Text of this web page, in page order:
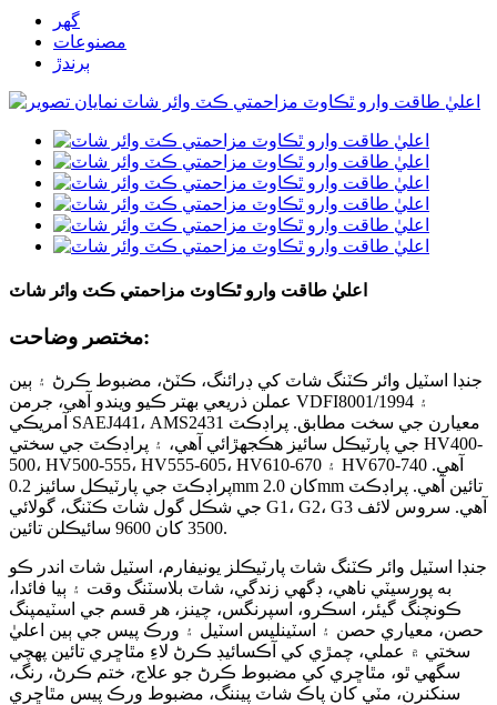
گھر
مصنوعات
ٻرندڙ
اعليٰ طاقت وارو ٿڪاوٽ مزاحمتي ڪٽ وائر شاٽ
مختصر وضاحت:
جنڊا اسٽيل وائر ڪٽنگ شاٽ کي ڊرائنگ، ڪٽڻ، مضبوط ڪرڻ ۽ ٻين
عملن ذريعي بهتر ڪيو ويندو آهي، جرمن VDFI8001/1994 ۽
آمريڪي SAEJ441، AMS2431 معيارن جي سخت مطابق. پراڊڪٽ
جي پارٽيڪل سائيز هڪجهڙائي آهي، ۽ پراڊڪٽ جي سختي HV400-
500، HV500-555، HV555-605، HV610-670 ۽ HV670-740 آهي.
پراڊڪٽ جي پارٽيڪل سائيز 0.2mm کان 2.0mm تائين آهي. پراڊڪٽ
جي شڪل گول شاٽ ڪٽنگ، گولائي G1، G2، G3 آهي. سروس لائف
3500 کان 9600 سائيڪلن تائين.
جنڊا اسٽيل وائر ڪٽنگ شاٽ پارٽيڪلز يونيفارم، اسٽيل شاٽ اندر ڪو
به پورسيٽي ناهي، ڊگهي زندگي، شاٽ بلاسٽنگ وقت ۽ ٻيا فائدا،
ڪونچنگ گيئر، اسڪرو، اسپرنگس، چينز، هر قسم جي اسٽيمپنگ
حصن، معياري حصن ۽ اسٽينلیس اسٽيل ۽ ورڪ پيس جي ٻين اعليٰ
سختي ۾ عملي، چمڙي کي آڪسائيڊ ڪرڻ لاءِ مٿاڇري تائين پهچي
سگهي ٿو، مٿاڇري کي مضبوط ڪرڻ جو علاج، ختم ڪرڻ، رنگ،
سنکنرن، مٽي کان پاڪ شاٽ پيننگ، مضبوط ورڪ پيس مٿاڇري